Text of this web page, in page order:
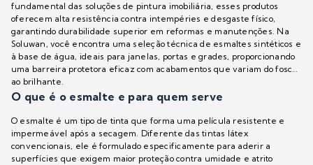
fundamental das soluções de pintura imobiliária, esses produtos
oferecem alta resistência contra intempéries e desgaste físico,
garantindo durabilidade superior em reformas e manutenções. Na
Soluwan, você encontra uma seleção técnica de esmaltes sintéticos e
à base de água, ideais para janelas, portas e grades, proporcionando
uma barreira protetora eficaz com acabamentos que variam do fosco
ao brilhante.
O que é o esmalte e para quem serve
O esmalte é um tipo de tinta que forma uma película resistente e
impermeável após a secagem. Diferente das tintas látex
convencionais, ele é formulado especificamente para aderir a
superfícies que exigem maior proteção contra umidade e atrito